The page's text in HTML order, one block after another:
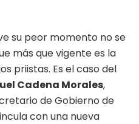
su peor momento no se
más que vigente es la
priistas. Es el caso del
Cadena Morales,
de Gobierno de
con una nueva